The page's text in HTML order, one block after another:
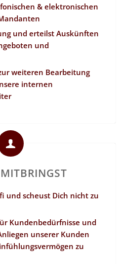
& elektronischen
und erteilst Auskünften
und
weiteren Bearbeitung
internen
und scheust Dich nicht zu
Kundenbedürfnisse und
unserer Kunden
zu